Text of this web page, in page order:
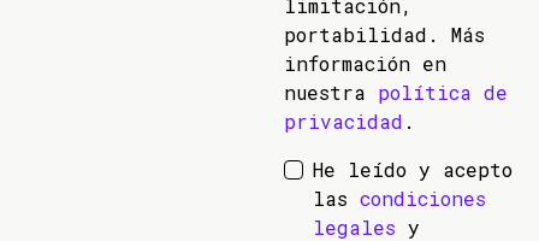
portabilidad. Más
información en
nuestra política de
privacidad .
He leído y acepto
las condiciones
legales y